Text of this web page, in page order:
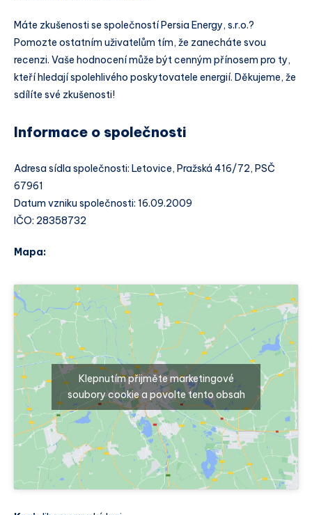
Máte zkušenosti se společností Persia Energy, s.r.o.?
Pomozte ostatním uživatelům tím, že zanecháte svou
recenzi. Vaše hodnocení může být cenným přínosem pro ty,
kteří hledají spolehlivého poskytovatele energií. Děkujeme, že
sdílíte své zkušenosti!
Informace o společnosti
Adresa sídla společnosti: Letovice, Pražská 416/72, PSČ
67961
Datum vzniku společnosti: 16.09.2009
IČO: 28358732
Mapa:
Klepnutím přijměte marketingové
soubory cookie a povolte tento obsah